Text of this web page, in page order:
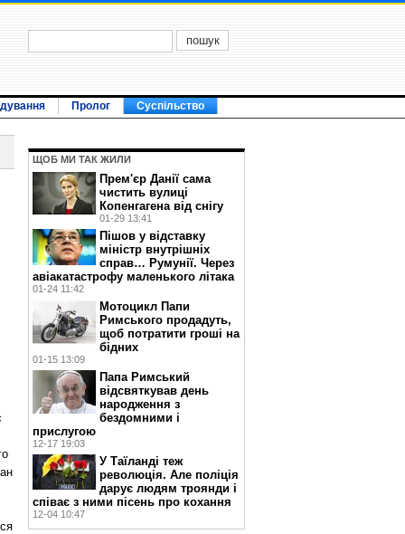
Пролог Суспільство
ЩОБ МИ ТАК ЖИЛИ
Прем'єр Данії сама
чистить вулиці
Копенгагена від снігу
01-29 13:41
Пішов у відставку
міністр внутрішніх
справ… Румунії. Через
авіакатастрофу маленького літака
01-24 11:42
Мотоцикл Папи
Римського продадуть,
щоб потратити гроші на
бідних
01-15 13:09
Папа Римський
відсвяткував день
народження з
бездомними і
прислугою
12-17 19:03
У Таїланді теж
революція. Але поліція
дарує людям троянди і
співає з ними пісень про кохання
12-04 10:47